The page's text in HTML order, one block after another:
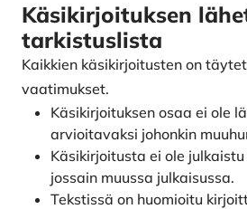
Käsikirjoituksen
tarkistuslista
Kaikkien käsikirjoitusten on
vaatimukset.
Käsikirjoituksen osaa ei ole
arvioitavaksi johonkin
Käsikirjoitusta ei ole
jossain muussa julkaisussa.
Tekstissä on huomioitu